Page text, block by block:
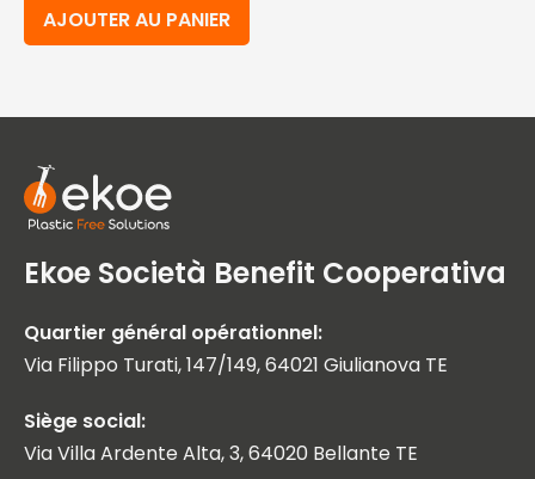
AJOUTER AU PANIER
Ekoe Società Benefit Cooperativa
Quartier général opérationnel:
Via Filippo Turati, 147/149, 64021 Giulianova TE
Siège social:
Via Villa Ardente Alta, 3, 64020 Bellante TE